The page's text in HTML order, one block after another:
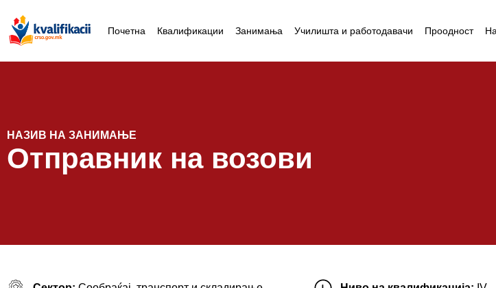
Почетна Квалификации Занимања Училишта и работодавачи Проодност
НАЗИВ НА ЗАНИМАЊЕ
Отправник на возови